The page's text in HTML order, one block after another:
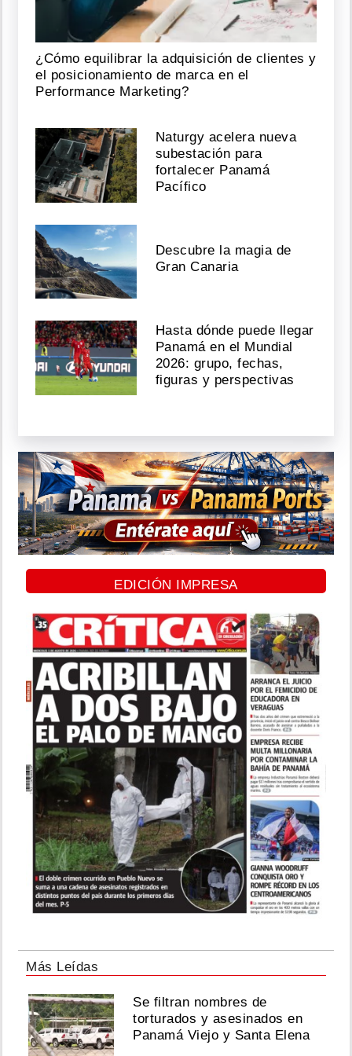
¿Cómo equilibrar la adquisición de clientes y
el posicionamiento de marca en el
Performance Marketing?
Naturgy acelera nueva
subestación para
fortalecer Panamá
Pacífico
Descubre la magia de
Gran Canaria
Hasta dónde puede llegar
Panamá en el Mundial
2026: grupo, fechas,
figuras y perspectivas
EDICIÓN IMPRESA
Más Leídas
Se filtran nombres de
torturados y asesinados en
Panamá Viejo y Santa Elena